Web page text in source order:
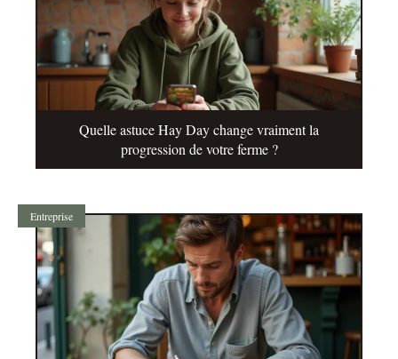
Quelle astuce Hay Day change vraiment la
progression de votre ferme ?
Entreprise